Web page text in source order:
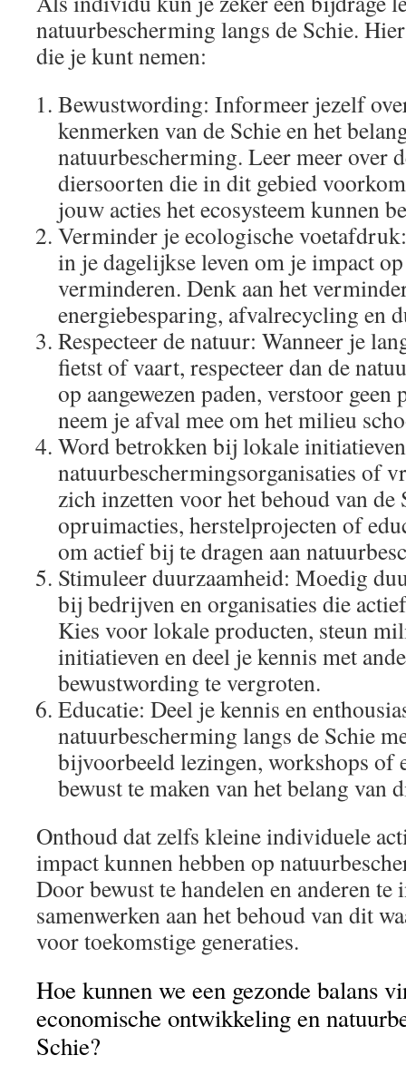
natuurbescherming langs de Schie.
die je kunt nemen:
Bewustwording: Informeer jezelf
kenmerken van de Schie en het
natuurbescherming. Leer meer over
diersoorten die in dit gebied
jouw acties het ecosysteem kunnen
Verminder je ecologische
in je dagelijkse leven om je impact
verminderen. Denk aan het
energiebesparing, afvalrecycling en
Respecteer de natuur: Wanneer je
fietst of vaart, respecteer dan de
op aangewezen paden, verstoor
neem je afval mee om het milieu
Word betrokken bij lokale
natuurbeschermingsorganisaties of
zich inzetten voor het behoud van de
opruimacties, herstelprojecten of
om actief bij te dragen aan
Stimuleer duurzaamheid: Moedig
bij bedrijven en organisaties die
Kies voor lokale producten, steun
initiatieven en deel je kennis met
bewustwording te vergroten.
Educatie: Deel je kennis en
natuurbescherming langs de Schie
bijvoorbeeld lezingen, workshops of
bewust te maken van het belang van
Onthoud dat zelfs kleine individuele
impact kunnen hebben op
Door bewust te handelen en anderen
samenwerken aan het behoud van dit
voor toekomstige generaties.
Hoe kunnen we een gezonde balans
economische ontwikkeling en
Schie?